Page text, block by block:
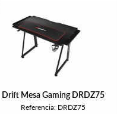
Drift Mesa Gaming DRDZ75
Referencia: DRDZ75